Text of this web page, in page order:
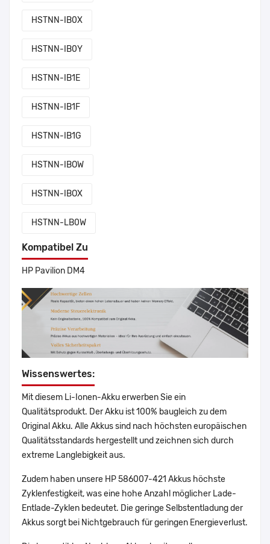
HSTNN-IB0X
HSTNN-IB0Y
HSTNN-IB1E
HSTNN-IB1F
HSTNN-IB1G
HSTNN-IBOW
HSTNN-IBOX
HSTNN-LB0W
Kompatibel Zu
HP Pavilion DM4
Wissenswertes:
Mit diesem Li-Ionen-Akku erwerben Sie ein
Qualitätsprodukt. Der Akku ist 100% baugleich zu dem
Original Akku. Alle Akkus sind nach höchsten europäischen
Qualitätsstandards hergestellt und zeichnen sich durch
extreme Langlebigkeit aus.
Zudem haben unsere HP 586007-421 Akkus höchste
Zyklenfestigkeit, was eine hohe Anzahl möglicher Lade-
Entlade-Zyklen bedeutet. Die geringe Selbstentladung der
Akkus sorgt bei Nichtgebrauch für geringen Energieverlust.